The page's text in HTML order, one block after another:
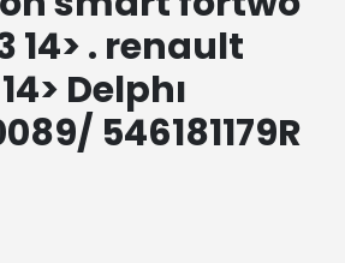
14> . renault
Delphı
546181179R